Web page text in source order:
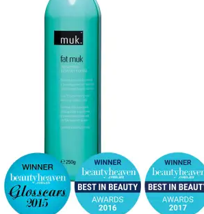
môžete
vybrať
na
stránke
produktu.